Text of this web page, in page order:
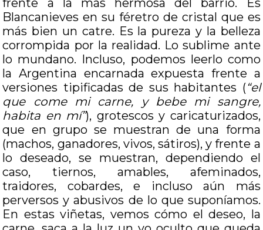
frente a la más hermosa del barrio. Es
Blancanieves en su féretro de cristal que es
más bien un catre. Es la pureza y la belleza
corrompida por la realidad. Lo sublime ante
lo mundano. Incluso, podemos leerlo como
la Argentina encarnada expuesta frente a
versiones tipificadas de sus habitantes (“el
que come mi carne, y bebe mi sangre,
habita en mí”), grotescos y caricaturizados,
que en grupo se muestran de una forma
(machos, ganadores, vivos, sátiros), y frente a
lo deseado, se muestran, dependiendo el
caso, tiernos, amables, afeminados,
traidores, cobardes, e incluso aún más
perversos y abusivos de lo que suponíamos.
En estas viñetas, vemos cómo el deseo, la